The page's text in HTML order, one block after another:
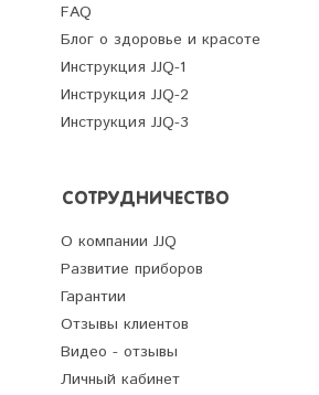
FAQ
Блог о здоровье и красоте
Инструкция JJQ-1
Инструкция JJQ-2
Инструкция JJQ-3
СОТРУДНИЧЕСТВО
О компании JJQ
Развитие приборов
Гарантии
Отзывы клиентов
Видео - отзывы
Личный кабинет